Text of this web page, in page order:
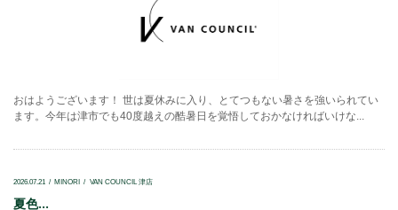
おはようございます！ 世は夏休みに入り、とてつもない暑さを強いられてい
ます。今年は津市でも40度越えの酷暑日を覚悟しておかなければいけな...
2026.07.21 MINORI VAN COUNCIL 津店
夏色...